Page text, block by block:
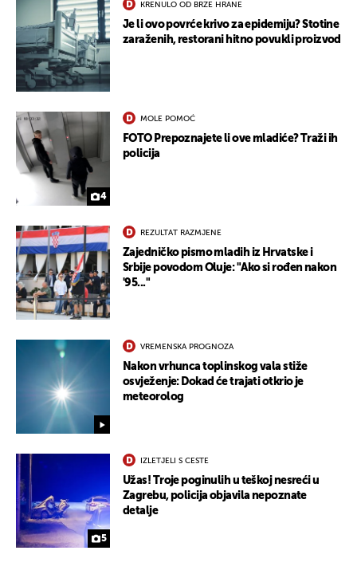
KRENULO OD BRZE HRANE
Je li ovo povrće krivo za epidemiju? Stotine
zaraženih, restorani hitno povukli proizvod
4
MOLE POMOĆ
FOTO Prepoznajete li ove mladiće? Traži ih
policija
REZULTAT RAZMJENE
Zajedničko pismo mladih iz Hrvatske i
Srbije povodom Oluje: "Ako si rođen nakon
'95..."
VREMENSKA PROGNOZA
Nakon vrhunca toplinskog vala stiže
osvježenje: Dokad će trajati otkrio je
meteorolog
5
IZLETJELI S CESTE
Užas! Troje poginulih u teškoj nesreći u
Zagrebu, policija objavila nepoznate
detalje